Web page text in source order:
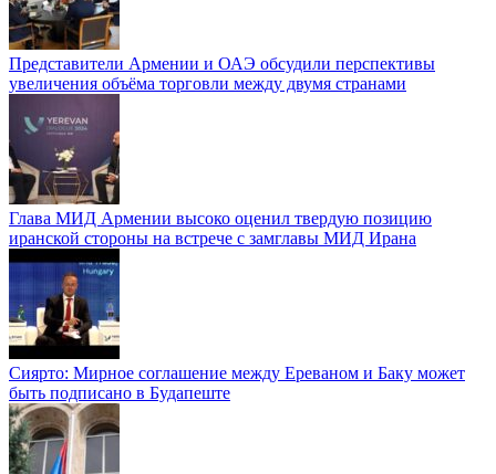
Представители Армении и ОАЭ обсудили перспективы
увеличения объёма торговли между двумя странами
Глава МИД Армении высоко оценил твердую позицию
иранской стороны на встрече с замглавы МИД Ирана
Сиярто: Мирное соглашение между Ереваном и Баку может
быть подписано в Будапеште